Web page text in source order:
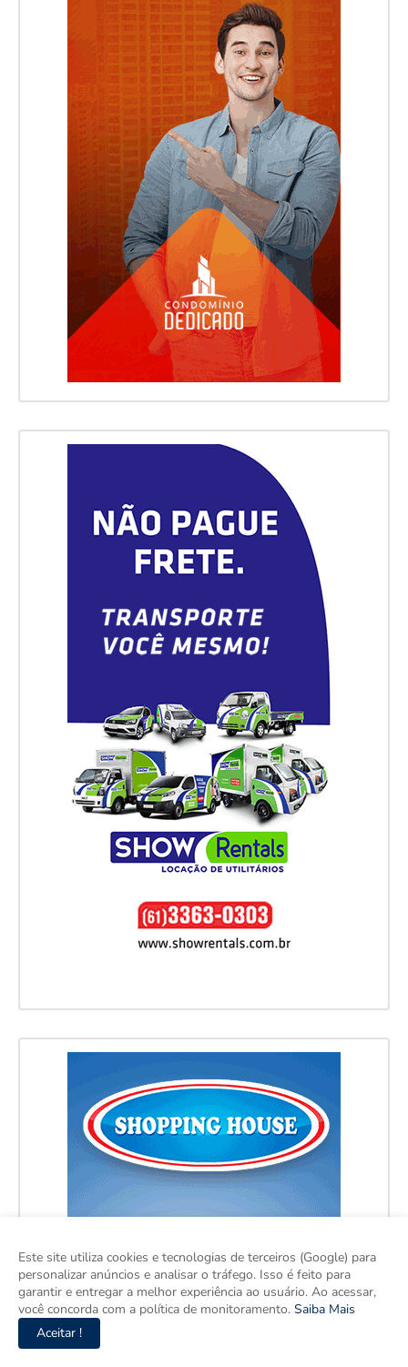
Este site utiliza cookies e tecnologias de terceiros (Google) para
personalizar anúncios e analisar o tráfego. Isso é feito para
garantir e entregar a melhor experiência ao usuário. Ao acessar,
você concorda com a política de monitoramento. Saiba Mais
Aceitar !